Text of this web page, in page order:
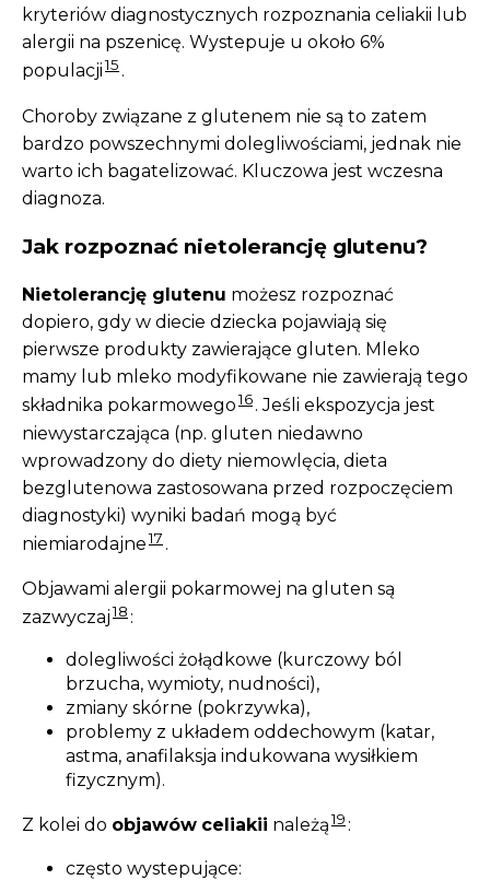
kryteriów diagnostycznych rozpoznania celiakii lub
alergii na pszenicę. Wystepuje u około 6%
populacji15 .
Choroby związane z glutenem nie są to zatem
bardzo powszechnymi dolegliwościami, jednak nie
warto ich bagatelizować. Kluczowa jest wczesna
diagnoza.
Jak rozpoznać nietolerancję glutenu?
Nietolerancję glutenu możesz rozpoznać
dopiero, gdy w diecie dziecka pojawiają się
pierwsze produkty zawierające gluten. Mleko
mamy lub mleko modyfikowane nie zawierają tego
składnika pokarmowego16. Jeśli ekspozycja jest
niewystarczająca (np. gluten niedawno
wprowadzony do diety niemowlęcia, dieta
bezglutenowa zastosowana przed rozpoczęciem
diagnostyki) wyniki badań mogą być
niemiarodajne17 .
Objawami alergii pokarmowej na gluten są
zazwyczaj18 :
dolegliwości żołądkowe (kurczowy ból
brzucha, wymioty, nudności),
zmiany skórne (pokrzywka),
problemy z układem oddechowym (katar,
astma, anafilaksja indukowana wysiłkiem
fizycznym).
Z kolei do objawów celiakii należą19 :
często wystepujące: